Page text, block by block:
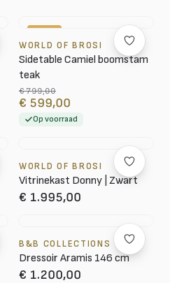
WORLD OF BROSI
Sidetable Camiel boomstam
teak
€ 799,00
€ 599,00
Op voorraad
WORLD OF BROSI
Vitrinekast Donny | Zwart
€ 1.995,00
B&B COLLECTIONS
Dressoir Aramis 146 cm
€ 1.200,00